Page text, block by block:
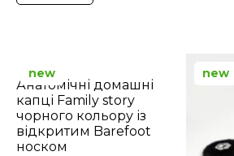
Анатомічні домашні
капці Family story
чорного кольору із
відкритим Barefoot
носком
new new